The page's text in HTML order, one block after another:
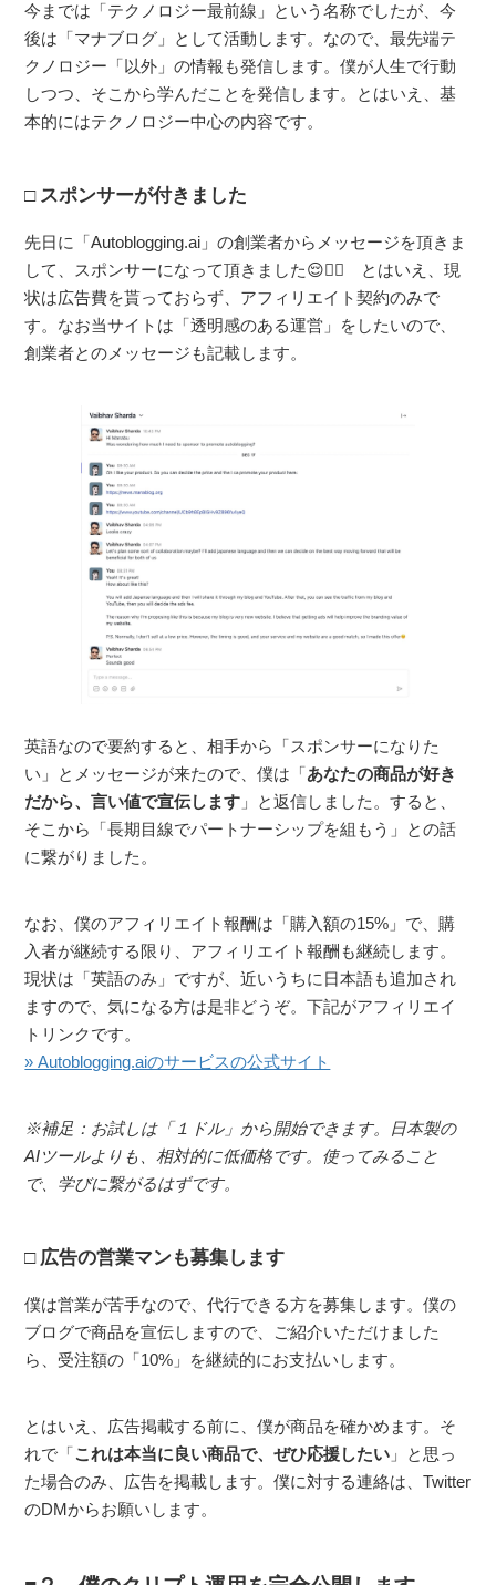
今までは「テクノロジー最前線」という名称でしたが、今
後は「マナブログ」として活動します。なので、最先端テ
クノロジー「以外」の情報も発信します。僕が人生で行動
しつつ、そこから学んだことを発信します。とはいえ、基
本的にはテクノロジー中心の内容です。
スポンサーが付きました
先日に「Autoblogging.ai」の創業者からメッセージを頂きま
して、スポンサーになって頂きました😌🙇‍♂️ とはいえ、現
状は広告費を貰っておらず、アフィリエイト契約のみで
す。なお当サイトは「透明感のある運営」をしたいので、
創業者とのメッセージも記載します。
英語なので要約すると、相手から「スポンサーになりた
い」とメッセージが来たので、僕は「あなたの商品が好き
だから、言い値で宣伝します 」と返信しました。すると、
そこから「長期目線でパートナーシップを組もう」との話
に繋がりました。
なお、僕のアフィリエイト報酬は「購入額の15%」で、購
入者が継続する限り、アフィリエイト報酬も継続します。
現状は「英語のみ」ですが、近いうちに日本語も追加され
ますので、気になる方は是非どうぞ。下記がアフィリエイ
トリンクです。
» Autoblogging.aiのサービスの公式サイト
※補足：お試しは「１ドル」から開始できます。日本製の
AIツールよりも、相対的に低価格です。使ってみること
で、学びに繋がるはずです。
広告の営業マンも募集します
僕は営業が苦手なので、代行できる方を募集します。僕の
ブログで商品を宣伝しますので、ご紹介いただけました
ら、受注額の「10%」を継続的にお支払いします。
とはいえ、広告掲載する前に、僕が商品を確かめます。そ
れで「これは本当に良い商品で、ぜひ応援したい 」と思っ
た場合のみ、広告を掲載します。僕に対する連絡は、Twitter
のDMからお願いします。